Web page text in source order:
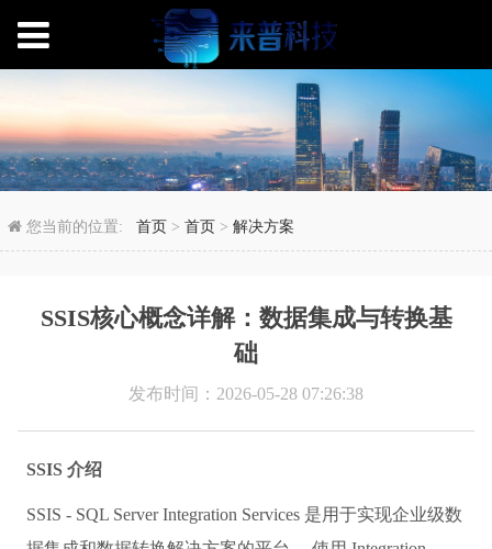
SSIS核心概念详解：数
您当前的位置:首页 >首页 >解决方案
SSIS核心概念详解：数据集成与转换基
础
发布时间：2026-05-28 07:26:38
SSIS 介绍
SSIS - SQL Server Integration Services 是用于实现企业级数